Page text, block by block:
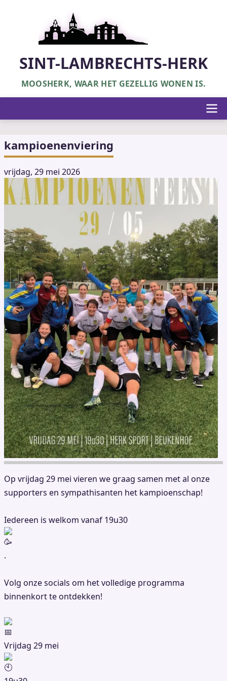
SINT-LAMBRECHTS-HERK
MOOSHERK, WAAR HET GEZELLIG WONEN IS.
kampioenenviering
vrijdag, 29 mei 2026
Op vrijdag 29 mei vieren we graag samen met al onze
supporters en sympathisanten het kampioenschap!
Iedereen is welkom vanaf 19u30
.
Volg onze socials om het volledige programma
binnenkort te ontdekken!
Vrijdag 29 mei